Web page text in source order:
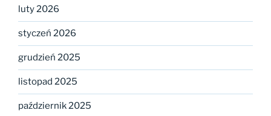
luty 2026
styczeń 2026
grudzień 2025
listopad 2025
październik 2025